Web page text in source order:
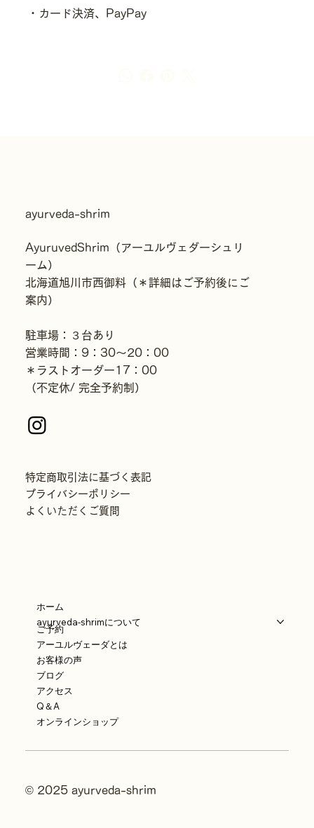
・カード決済、PayPay
ayurveda-shrim​
AyuruvedShrim（アーユルヴェダーシュリ
ーム）
北海道旭川市西御料（＊詳細はご予約後にご
案内）
駐車場：３台あり
営業時間：9：30〜20：00
＊ラストオーダー17：00
（不定休/ 完全予約制）
特定商取引法に基づく表記
プライバシーポリシー
よくいただくご質問
ホーム
ayurveda-shrimについて
ご予約
アーユルヴェーダとは
お客様の声
ブログ
アクセス
Q＆A
オンラインショップ
© 2025 ayurveda-shrim